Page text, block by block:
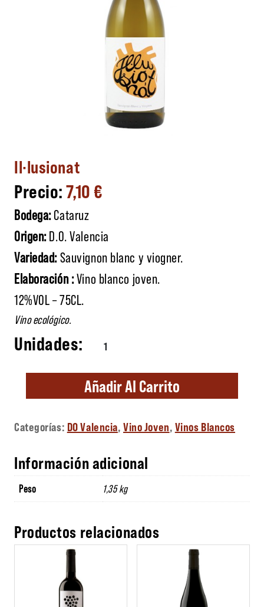
Il·lusionat
7,10€
Bodega:Cataruz
Origen:D.O. Valencia
Variedad:Sauvignon blanc y viogner.
Elaboración :Vino blanco joven.
12%VOL – 75CL.
Vino ecológico.
Il·lusionat cantidad
Añadir Al Carrito
Categorías: DO Valencia,Vino Joven, Vinos Blancos
Información adicional
Peso 1,35 kg
Productos relacionados